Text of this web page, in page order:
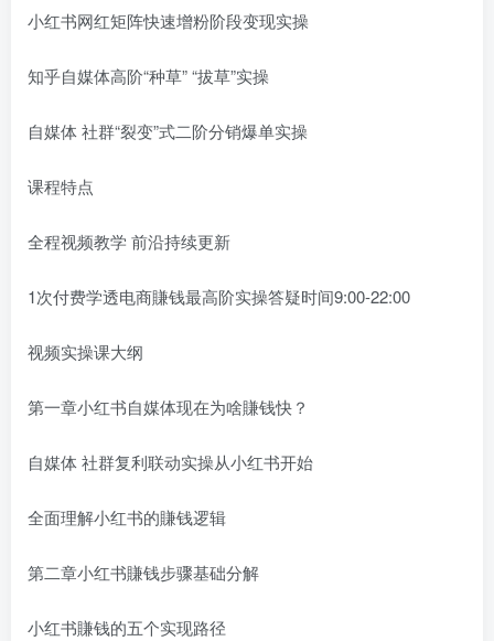
小红书网红矩阵快速增粉阶段变现实操
知乎自媒体高阶“种草” “拔草”实操
自媒体 社群“裂变”式二阶分销爆单实操
课程特点
全程视频教学 前沿持续更新
1次付费学透电商賺钱最高阶实操答疑时间9:00-22:00
视频实操课大纲
第一章小红书自媒体现在为啥賺钱快？
自媒体 社群复利联动实操从小红书开始
全面理解小红书的賺钱逻辑
第二章小红书賺钱步骤基础分解
小红书賺钱的五个实现路径